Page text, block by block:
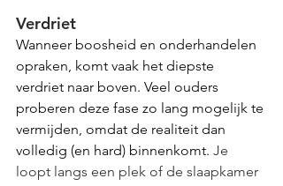
Verdriet
Wanneer boosheid en onderhandelen
opraken, komt vaak het diepste
verdriet naar boven. Veel ouders
proberen deze fase zo lang mogelijk te
vermijden, omdat de realiteit dan
volledig (en hard) binnenkomt. Je
loopt langs een plek of de slaapkamer